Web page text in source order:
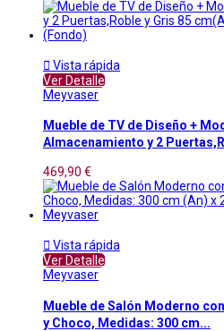
 Vista rápida
Ver Detalle
Meyvaser
Mueble de TV de Diseño +
Almacenamiento y 2
469,90 €
 Vista rápida
Ver Detalle
Meyvaser
Mueble de Salón Moderno
y Choco, Medidas: 300 cm...